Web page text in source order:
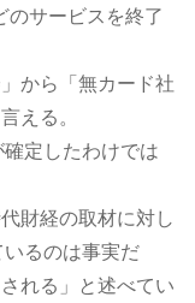
のサービスを終了
から「無カード社
える。
定したわけでは
財経の取材に対し
るのは事実だ
れる」と述べてい